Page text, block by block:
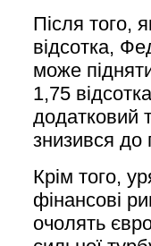
Після того,
відсотка,
може
1,75
додатковий
знизився до
Крім того,
фінансові
очолять